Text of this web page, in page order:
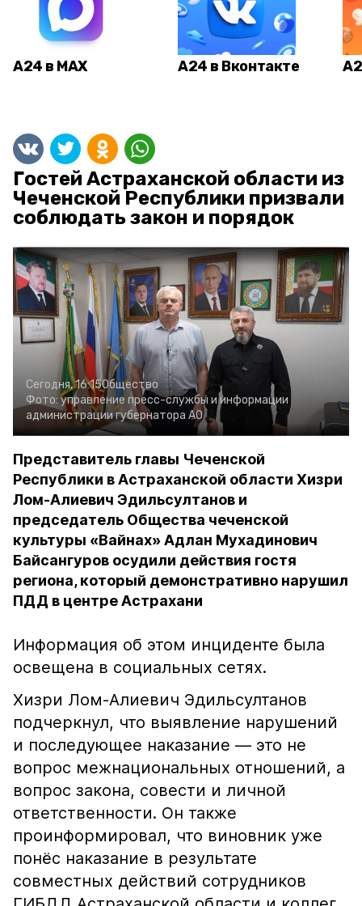
А24 в MAX А24 в Вконтакте
Гостей Астраханской области из
Чеченской Республики призвали
соблюдать закон и порядок
Сегодня, 16:15Общество
Фото: управление пресс-службы и информации
администрации губернатора АО
Представитель главы Чеченской
Республики в Астраханской области Хизри
Лом-Алиевич Эдильсултанов и
председатель Общества чеченской
культуры «Вайнах» Адлан Мухадинович
Байсангуров осудили действия гостя
региона, который демонстративно нарушил
ПДД в центре Астрахани
Информация об этом инциденте была
освещена в социальных сетях.
Хизри Лом-Алиевич Эдильсултанов
подчеркнул, что выявление нарушений
и последующее наказание — это не
вопрос межнациональных отношений, а
вопрос закона, совести и личной
ответственности. Он также
проинформировал, что виновник уже
понёс наказание в результате
совместных действий сотрудников